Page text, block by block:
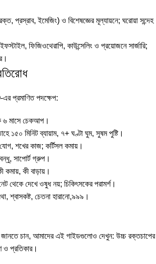
প্রস্রাব, ইমেজিং) ও বিশেষজ্ঞের মূল্যায়নে; ঘরোয়া সন্দেহ
ফিজিওথেরাপি, কাউন্সেলিং ও প্রয়োজনে সার্জারি;
প্রমাণিত পদক্ষেপ:
৬ মাসে চেকআপ।
১৫০ মিনিট ব্যায়াম, ৭+ ঘণ্টা ঘুম, সুষম পুষ্টি।
শখের কাজ; কর্টিসল কমায়।
বন্ধু, সাপোর্ট গ্রুপ।
কমায়, কী বাড়ায়।
থেকে দেখে ওষুধ নয়; চিকিৎসকের পরামর্শ।
শ্বাসকষ্ট, চেতনা হারানো,৯৯৯।
চান, আমাদের এই গাইডগুলোও দেখুন: উচ্চ রক্তচাপের
ও প্রতিকার।